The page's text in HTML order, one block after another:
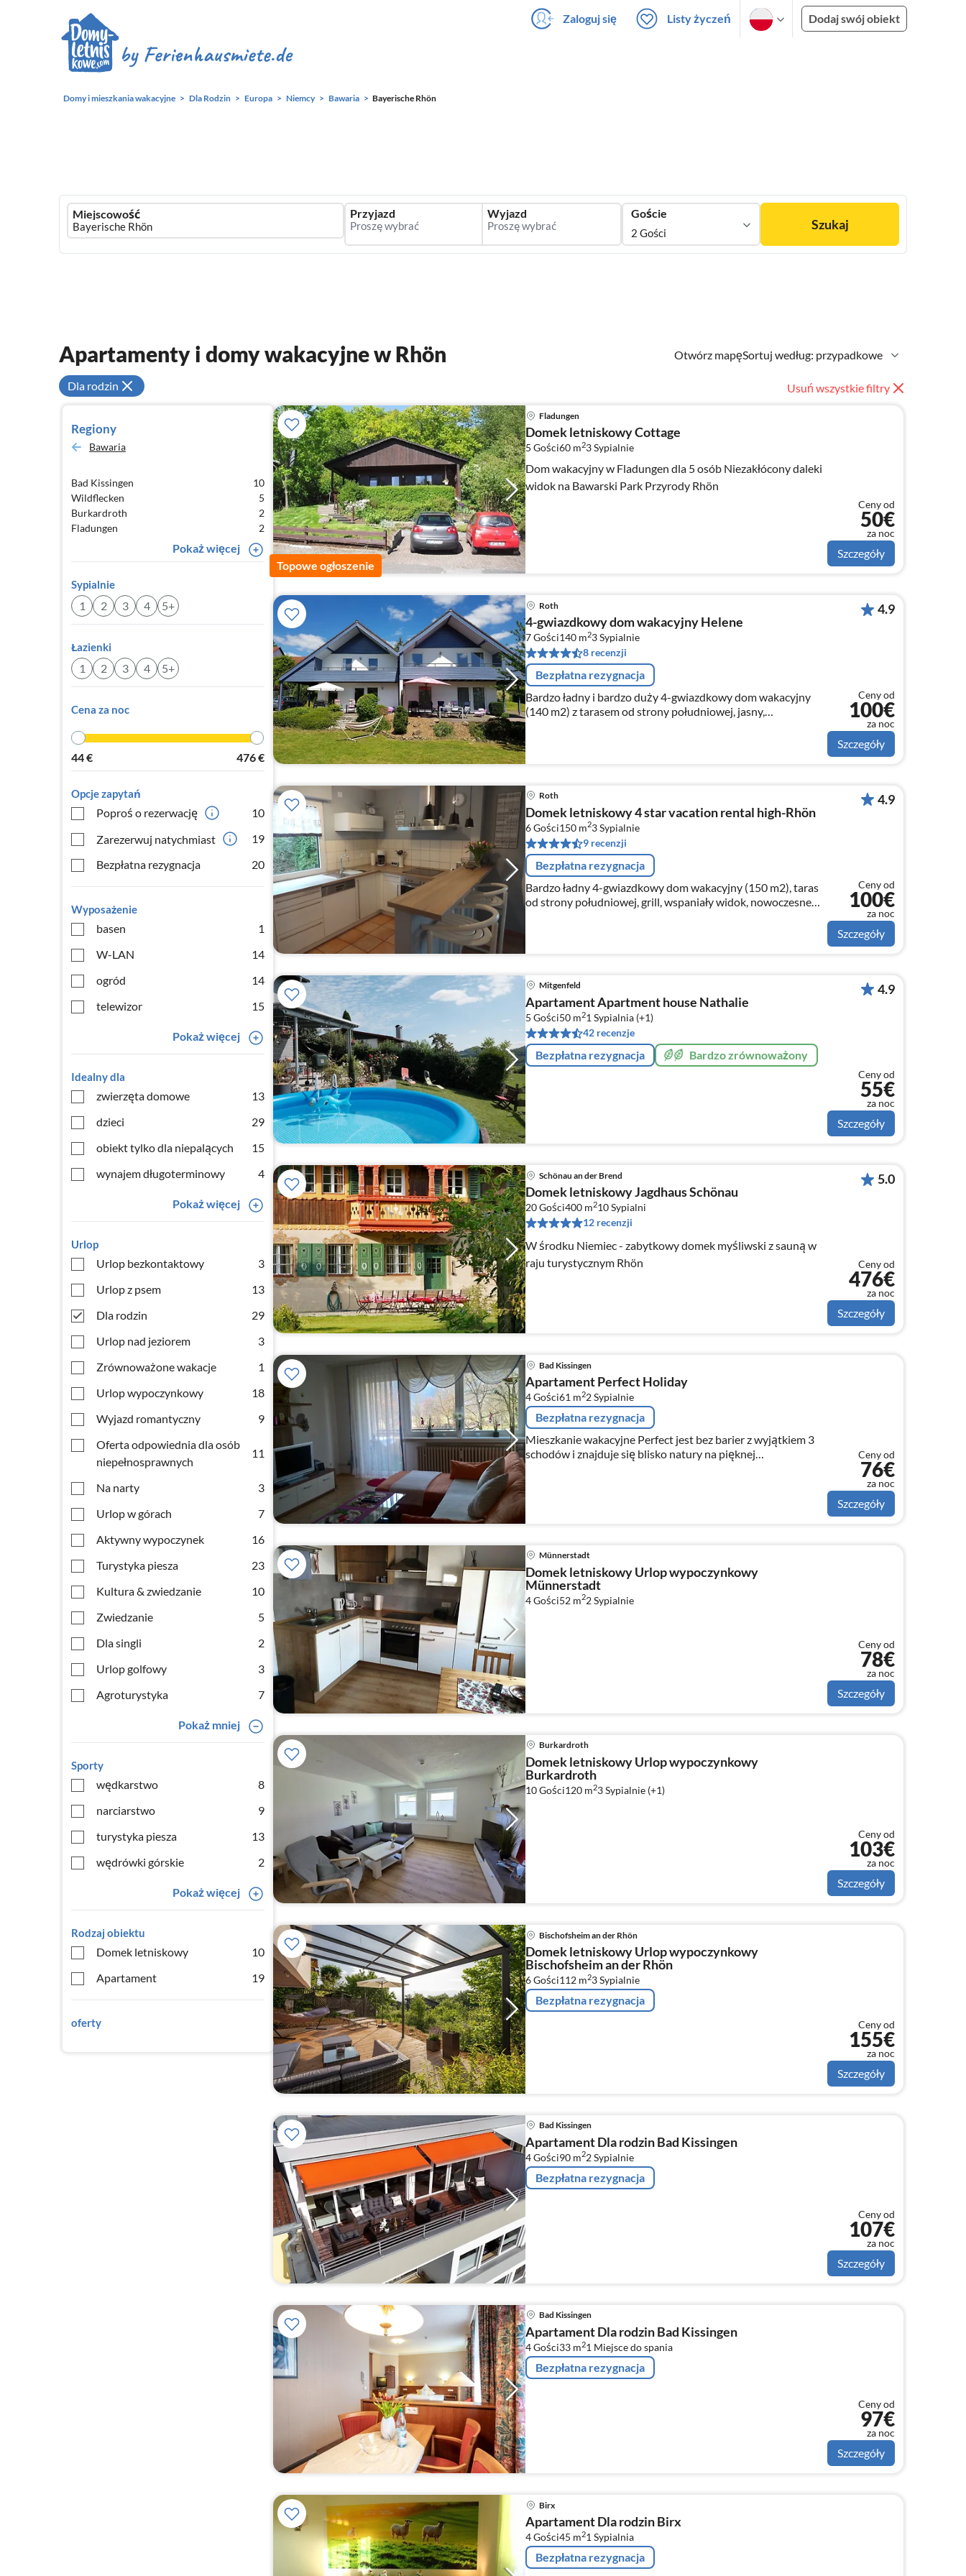
Zaloguj się Listy życzeń Dodaj swój obiekt
Domy i mieszkania wakacyjne Dla Rodzin Europa Niemcy Bawaria Bayerische Rhön
Ferienhausmiete
logo
Miejscowość Przyjazd Wyjazd Goście
2 Gości
Szukaj
Otwórz mapęSortuj według: przypadkowe
Apartamenty i domy wakacyjne w Rhön
Dla rodzin Usuń wszystkie filtry
Regiony
Bawaria
Bad Kissingen
10
Wildflecken
5
Burkardroth
2
Fladungen
2
Pokaż więcej
Sypialnie
1 2 3 4 5+
Łazienki
1 2 3 4 5+
Cena za noc
44€ 476€
Opcje zapytań
Poproś o rezerwację
10
Zarezerwuj natychmiast
19
Bezpłatna rezygnacja
20
Wyposażenie
basen
1
W-LAN
14
ogród
14
telewizor
15
Pokaż więcej
Idealny dla
zwierzęta domowe
13
dzieci
29
obiekt tylko dla niepalących
15
wynajem długoterminowy
4
Pokaż więcej
Urlop
Urlop bezkontaktowy
3
Urlop z psem
13
Dla rodzin
29
Urlop nad jeziorem
3
Zrównoważone wakacje
1
Urlop wypoczynkowy
18
Wyjazd romantyczny
9
Oferta odpowiednia dla osób
niepełnosprawnych
11
Na narty
3
Urlop w górach
7
Aktywny wypoczynek
16
Turystyka piesza
23
Kultura & zwiedzanie
10
Zwiedzanie
5
Dla singli
2
Urlop golfowy
3
Agroturystyka
7
Pokaż mniej
Sporty
wędkarstwo
8
narciarstwo
9
turystyka piesza
13
wędrówki górskie
2
Pokaż więcej
Rodzaj obiektu
Domek letniskowy
10
Apartament
19
oferty
Topowe ogłoszenie
Fladungen
Domek letniskowy Cottage
5 Gości60 m23Sypialnie
Dom wakacyjny w Fladungen dla 5 osób Niezakłócony daleki
widok na Bawarski Park Przyrody Rhön
Ceny od
50€
za noc
Szczegóły
Roth
4-gwiazdkowy dom wakacyjny Helene
7 Gości140 m23Sypialnie
8 recenzji
Bezpłatna rezygnacja
Bardzo ładny i bardzo duży 4-gwiazdkowy dom wakacyjny
(140 m2) z tarasem od strony południowej, jasny,
nowoczesne meble, grill, duża kuchnia, kominek, duża
łazienka, WC dla gości, WLAN, 2- 7 osób.
4.9
Ceny od
100€
za noc
Szczegóły
Roth
Domek letniskowy 4 star vacation rental high-Rhön
6 Gości150 m23Sypialnie
9 recenzji
Bezpłatna rezygnacja
Bardzo ładny 4-gwiazdkowy dom wakacyjny (150 m2), taras
od strony południowej, grill, wspaniały widok, nowoczesne
4.9
Ceny od
100€
za noc
Szczegóły
Mitgenfeld
Apartament Apartment house Nathalie
5 Gości50 m21 Sypialnia (+1)
42 recenzje
Bezpłatna rezygnacja Bardzo zrównoważony
4.9
Ceny od
55€
za noc
Szczegóły
Schönau an der Brend
Domek letniskowy Jagdhaus Schönau
20 Gości400 m210Sypialni
12 recenzji
W środku Niemiec - zabytkowy domek myśliwski z sauną w
raju turystycznym Rhön
5.0
Ceny od
476€
za noc
Szczegóły
Bad Kissingen
Apartament Perfect Holiday
4 Gości61 m22Sypialnie
Bezpłatna rezygnacja
Mieszkanie wakacyjne Perfect jest bez barier z wyjątkiem 3
schodów i znajduje się blisko natury na pięknej
Salinenpromenade. Przyjazd możliwy jest również pociągiem
lub autobusem.
Ceny od
76€
za noc
Szczegóły
Münnerstadt
Domek letniskowy Urlop wypoczynkowy
Münnerstadt
4 Gości52 m22Sypialnie
Ceny od
78€
za noc
Szczegóły
Burkardroth
Domek letniskowy Urlop wypoczynkowy
Burkardroth
10 Gości120 m23Sypialnie (+1)
Ceny od
103€
za noc
Szczegóły
Bischofsheim an der Rhön
Domek letniskowy Urlop wypoczynkowy
Bischofsheim an der Rhön
6 Gości112 m23Sypialnie
Bezpłatna rezygnacja
Ceny od
155€
za noc
Szczegóły
Bad Kissingen
Apartament Dla rodzin Bad Kissingen
4 Gości90 m22Sypialnie
Bezpłatna rezygnacja
Ceny od
107€
za noc
Szczegóły
Bad Kissingen
Apartament Dla rodzin Bad Kissingen
4 Gości33 m21 Miejsce do spania
Bezpłatna rezygnacja
Ceny od
97€
za noc
Szczegóły
Birx
Apartament Dla rodzin Birx
4 Gości45 m21 Sypialnia
Bezpłatna rezygnacja